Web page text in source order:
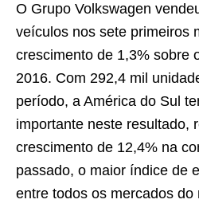
O Grupo Volkswagen
veículos nos sete primeiros
crescimento de 1,3% sobre
2016. Com 292,4 mil
período, a América do Sul
importante neste resultado,
crescimento de 12,4% na
passado, o maior índice de
entre todos os mercados do